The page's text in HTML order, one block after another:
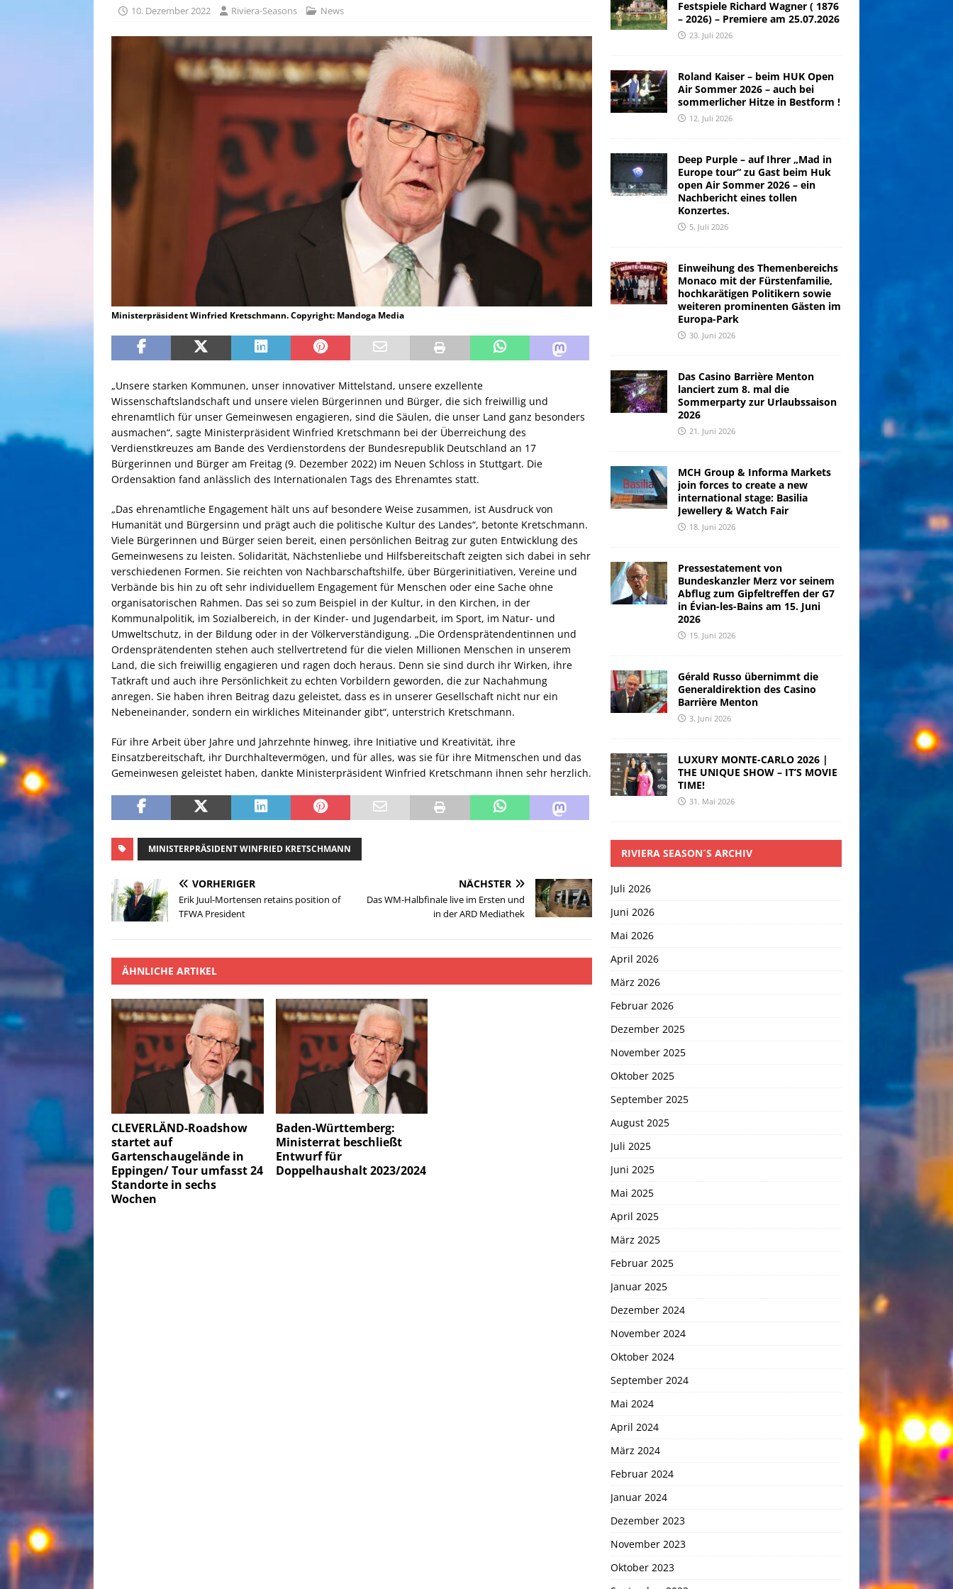
10. Dezember 2022 Riviera-Seasons News
Ministerpräsident Winfried Kretschmann. Copyright: Mandoga Media
„Unsere starken Kommunen, unser innovativer Mittelstand, unsere exzellente
Wissenschaftslandschaft und unsere vielen Bürgerinnen und Bürger, die sich freiwillig und
ehrenamtlich für unser Gemeinwesen engagieren, sind die Säulen, die unser Land ganz besonders
ausmachen“, sagte Ministerpräsident Winfried Kretschmann bei der Überreichung des
Verdienstkreuzes am Bande des Verdienstordens der Bundesrepublik Deutschland an 17
Bürgerinnen und Bürger am Freitag (9. Dezember 2022) im Neuen Schloss in Stuttgart. Die
Ordensaktion fand anlässlich des Internationalen Tags des Ehrenamtes statt.
„Das ehrenamtliche Engagement hält uns auf besondere Weise zusammen, ist Ausdruck von
Humanität und Bürgersinn und prägt auch die politische Kultur des Landes“, betonte Kretschmann.
Viele Bürgerinnen und Bürger seien bereit, einen persönlichen Beitrag zur guten Entwicklung des
Gemeinwesens zu leisten. Solidarität, Nächstenliebe und Hilfsbereitschaft zeigten sich dabei in sehr
verschiedenen Formen. Sie reichten von Nachbarschaftshilfe, über Bürgerinitiativen, Vereine und
Verbände bis hin zu oft sehr individuellem Engagement für Menschen oder eine Sache ohne
organisatorischen Rahmen. Das sei so zum Beispiel in der Kultur, in den Kirchen, in der
Kommunalpolitik, im Sozialbereich, in der Kinder- und Jugendarbeit, im Sport, im Natur- und
Umweltschutz, in der Bildung oder in der Völkerverständigung. „Die Ordensprätendentinnen und
Ordensprätendenten stehen auch stellvertretend für die vielen Millionen Menschen in unserem
Land, die sich freiwillig engagieren und ragen doch heraus. Denn sie sind durch ihr Wirken, ihre
Tatkraft und auch ihre Persönlichkeit zu echten Vorbildern geworden, die zur Nachahmung
anregen. Sie haben ihren Beitrag dazu geleistet, dass es in unserer Gesellschaft nicht nur ein
Nebeneinander, sondern ein wirkliches Miteinander gibt“, unterstrich Kretschmann.
Für ihre Arbeit über Jahre und Jahrzehnte hinweg, ihre Initiative und Kreativität, ihre
Einsatzbereitschaft, ihr Durchhaltevermögen, und für alles, was sie für ihre Mitmenschen und das
Gemeinwesen geleistet haben, dankte Ministerpräsident Winfried Kretschmann ihnen sehr herzlich.
MINISTERPRÄSIDENT WINFRIED KRETSCHMANN
VORHERIGER
Erik Juul-Mortensen retains position of
TFWA President
NÄCHSTER
Das WM-Halbfinale live im Ersten und
in der ARD Mediathek
ÄHNLICHE ARTIKEL
CLEVERLÄND-Roadshow
startet auf
Gartenschaugelände in
Eppingen/ Tour umfasst 24
Standorte in sechs
Wochen
Baden-Württemberg:
Ministerrat beschließt
Entwurf für
Doppelhaushalt 2023/2024
Festspiele Richard Wagner ( 1876
– 2026) – Premiere am 25.07.2026
23. Juli 2026
Roland Kaiser – beim HUK Open
Air Sommer 2026 – auch bei
sommerlicher Hitze in Bestform !
12. Juli 2026
Deep Purple – auf Ihrer „Mad in
Europe tour“ zu Gast beim Huk
open Air Sommer 2026 – ein
Nachbericht eines tollen
Konzertes.
5. Juli 2026
Einweihung des Themenbereichs
Monaco mit der Fürstenfamilie,
hochkarätigen Politikern sowie
weiteren prominenten Gästen im
Europa-Park
30. Juni 2026
Das Casino Barrière Menton
lanciert zum 8. mal die
Sommerparty zur Urlaubssaison
2026
21. Juni 2026
MCH Group & Informa Markets
join forces to create a new
international stage: Basilia
Jewellery & Watch Fair
18. Juni 2026
Pressestatement von
Bundeskanzler Merz vor seinem
Abflug zum Gipfeltreffen der G7
in Évian-les-Bains am 15. Juni
2026
15. Juni 2026
Gérald Russo übernimmt die
Generaldirektion des Casino
Barrière Menton
3. Juni 2026
LUXURY MONTE-CARLO 2026 |
THE UNIQUE SHOW – IT’S MOVIE
TIME!
31. Mai 2026
RIVIERA SEASON´S ARCHIV
Juli 2026
Juni 2026
Mai 2026
April 2026
März 2026
Februar 2026
Dezember 2025
November 2025
Oktober 2025
September 2025
August 2025
Juli 2025
Juni 2025
Mai 2025
April 2025
März 2025
Februar 2025
Januar 2025
Dezember 2024
November 2024
Oktober 2024
September 2024
Mai 2024
April 2024
März 2024
Februar 2024
Januar 2024
Dezember 2023
November 2023
Oktober 2023